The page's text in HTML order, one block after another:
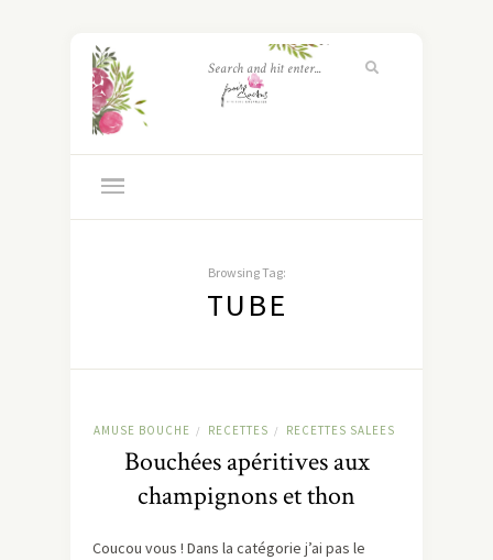
Browsing Tag:
TUBE
AMUSE BOUCHE / RECETTES / RECETTES SALEES
Bouchées apéritives aux
champignons et thon
Coucou vous ! Dans la catégorie j’ai pas le